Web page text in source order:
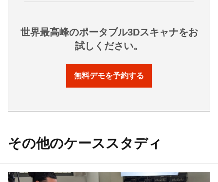
世界最高峰のポータブル3Dスキャナをお
試しください。
無料デモを予約する
その他のケーススタディ